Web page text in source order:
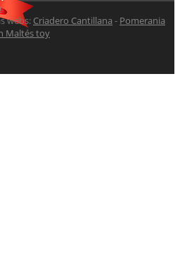
.
webs: Criadero Cantillana - Pomerania
Maltés toy